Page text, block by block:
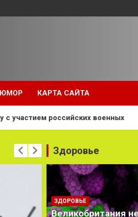
ЮМОР КАРТА САЙТА
военных Россия и ее
Здоровье
ЗДОРОВЬЕ
Великобритания